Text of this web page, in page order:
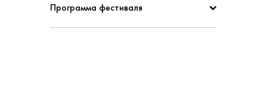
Программа фестиваля